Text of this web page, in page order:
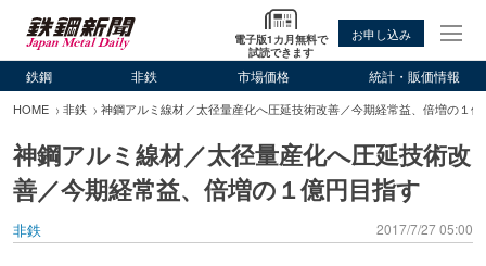
電子版1カ月無料で
試読できます
お申し込み
鉄鋼 非鉄 市場価格 統計・販価情報
HOME 非鉄 神鋼アルミ線材／太径量産化へ圧延技術改善／今期経常益、倍増の１
神鋼アルミ線材／太径量産化へ圧延技術改
善／今期経常益、倍増の１億円目指す
非鉄 2017/7/27 05:00